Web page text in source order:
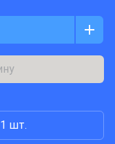
шт.